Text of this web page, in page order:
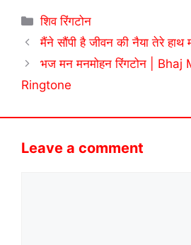
Categories
शिव रिंगटोन
मैंने सौंपी है जीवन की नैया तेरे हाथ
भज मन मनमोहन रिंगटोन |
Ringtone
Leave a comment